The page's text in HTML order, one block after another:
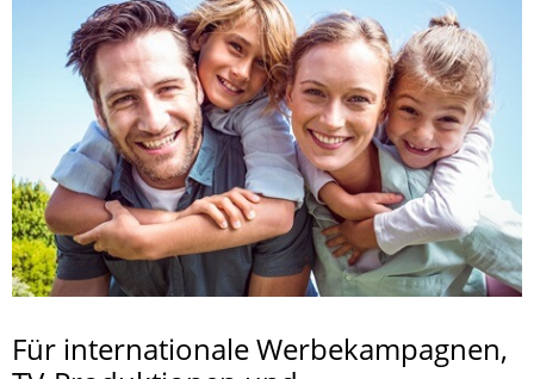
Für internationale Werbekampagnen,